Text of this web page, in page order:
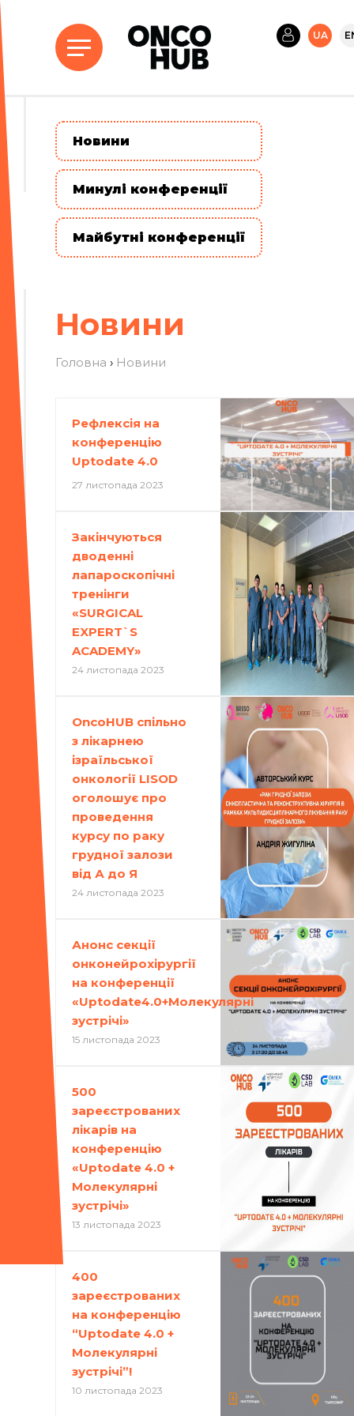
UA
Новини
Головна › Новини
Рефлексія на
конференцію
Uptodate 4.0
27 листопада 2023
Закінчуються
дводенні
лапароскопічні
тренінги
«SURGICAL
EXPERT`S
ACADEMY»
24 листопада 2023
OncoHUB спільно
з лікарнею
ізраїльської
онкології LISOD
оголошує про
проведення
курсу по раку
грудної залози
від А до Я
24 листопада 2023
Анонс секції
онконейрохірургії
на конференції
«Uptodate4.0+Молекулярні
зустрічі»
15 листопада 2023
500
зареєстрованих
лікарів на
конференцію
«Uptodate 4.0 +
Молекулярні
зустрічі»
13 листопада 2023
400
зареєстрованих
на конференцію
“Uptodate 4.0 +
Молекулярні
зустрічі”!
10 листопада 2023
Новини
Минулі конференції
Майбутні конференції